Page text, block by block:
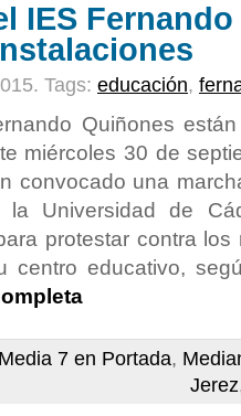
IES
Tags: educación,
Quiñones
miércoles 30 de
convocado una
Universidad de
protestar contra
centro educativo,
Media 7 en Portada,
Jerez